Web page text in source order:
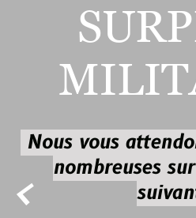

Nous vous
nombreuses